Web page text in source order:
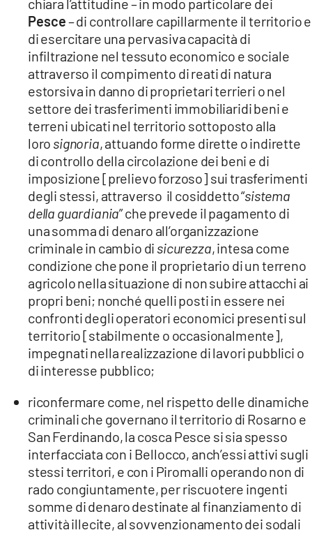
chiara l’attitudine – in modo particolare dei
Pesce– di controllare capillarmente il territorio e
di esercitare una pervasiva capacità di
infiltrazione nel tessuto economico e sociale
attraverso il compimento di reati di natura
estorsiva in danno di proprietari terrieri o nel
settore dei trasferimenti immobiliaridi beni e
terreni ubicati nel territorio sottoposto alla
loro signoria, attuando forme dirette o indirette
di controllo della circolazione dei beni e di
imposizione [prelievo forzoso] sui trasferimenti
degli stessi, attraverso il cosiddetto “sistema
della guardiania” che prevede il pagamento di
una somma di denaro all’organizzazione
criminale in cambio di sicurezza, intesa come
condizione che pone il proprietario di un terreno
agricolo nella situazione di non subire attacchi ai
propri beni; nonché quelli posti in essere nei
confronti degli operatori economici presenti sul
territorio [stabilmente o occasionalmente],
impegnati nella realizzazione di lavori pubblici o
di interesse pubblico;
riconfermare come, nel rispetto delle dinamiche
criminali che governano il territorio di Rosarno e
San Ferdinando, la cosca Pesce si sia spesso
interfacciata con i Bellocco, anch’essi attivi sugli
stessi territori, e con i Piromalli operando non di
rado congiuntamente, per riscuotere ingenti
somme di denaro destinate al finanziamento di
attività illecite, al sovvenzionamento dei sodali